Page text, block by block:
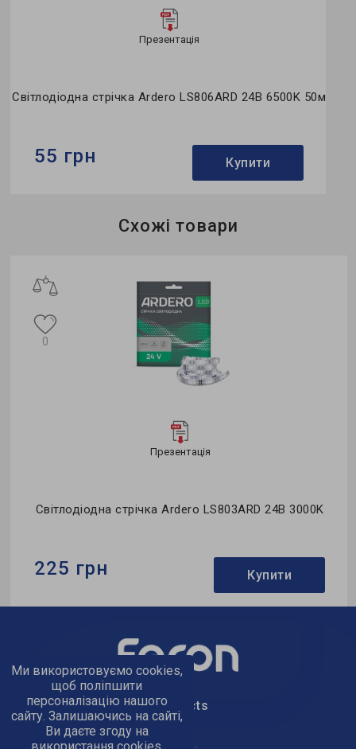
Презентація
Світлодіодна стрічка Ardero LS806ARD 24В 6500K 50м
55 грн Купити
Потужність в робочому режимі Pon, W:
Схожі товари
Презентація
Світлодіодна стрічка Ardero LS803ARD 24В 3000K
0
225 грн Купити
Потужність в робочому режимі Pon, W:
Напруга, V:24
text_kontacts
Ми використовуємо cookies,
щоб поліпшити
персоналізацію нашого
сайту. Залишаючись на сайті,
Ви даєте згоду на